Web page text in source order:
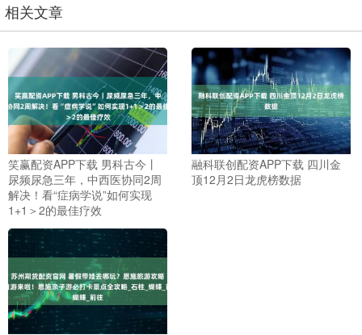
相关文章
笑赢配资APP下载 男科古今丨
尿频尿急三年，中西医协同2周
解决！看“症病学说”如何实现
1+1＞2的最佳疗效
融科联创配资APP下载 四川金
顶12月2日龙虎榜数据